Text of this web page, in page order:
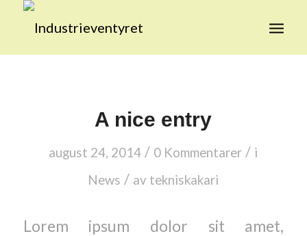
A nice entry
august 24, 2014 / 0 Kommentarer / i
News / av tekniskakari
Lorem ipsum dolor sit amet,